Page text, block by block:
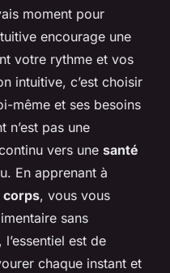
moment pour
encourage une
votre rythme et vos
intuitive, c’est choisir
même et ses besoins
n’est pas une
vers une santé
En apprenant à
corps, vous vous
sans
est de
chaque instant et